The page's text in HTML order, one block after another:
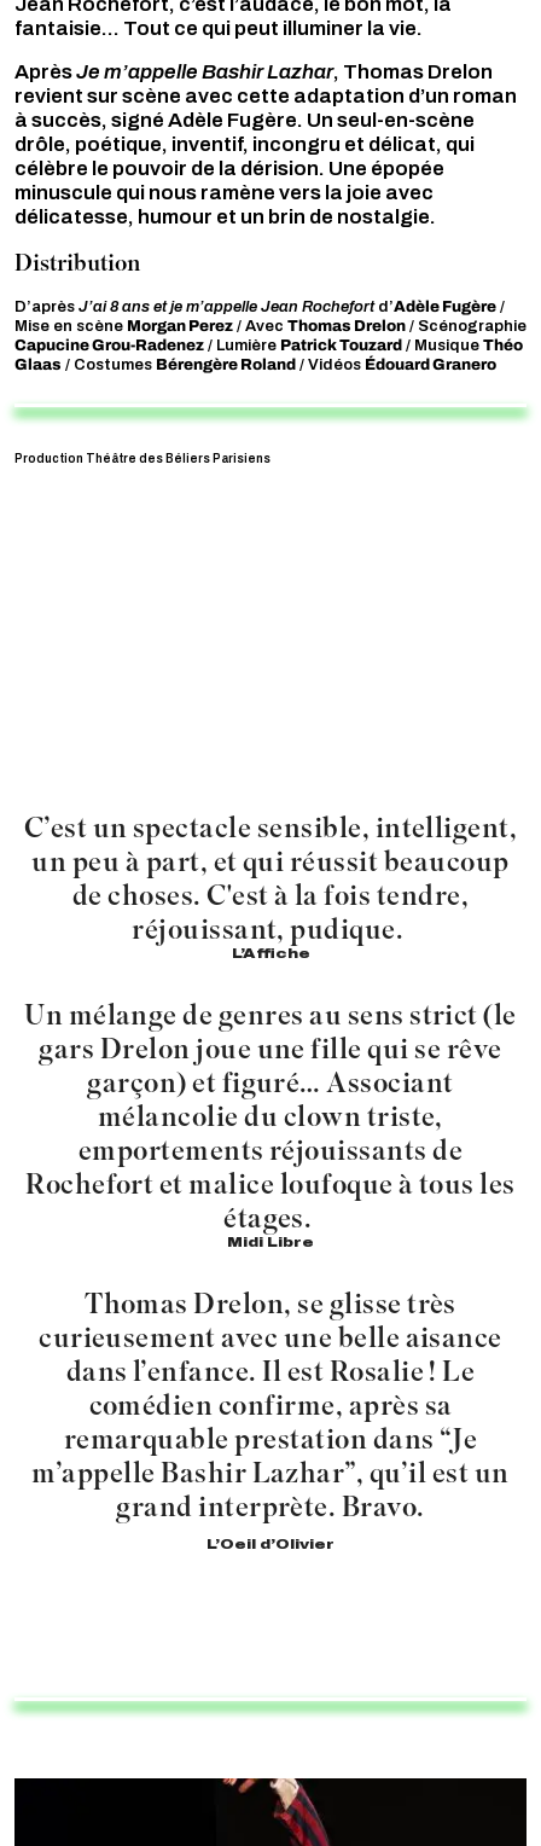
fantaisie... Tout ce qui peut illuminer la vie.
AprèsJe m’appelle Bashir Lazhar, Thomas Drelon
revient sur scène avec cette adaptation d’un roman
à succès, signé Adèle Fugère. Un seul-en-scène
drôle, poétique, inventif, incongru et délicat, qui
célèbre le pouvoir de la dérision. Une épopée
minuscule qui nous ramène vers la joie avec
délicatesse, humour et un brin de nostalgie.
Distribution
D’après J’ai 8 ans et je m’appelle Jean Rochefortd’Adèle Fugère /
Mise en scène Morgan Perez / Avec Thomas Drelon / Scénographie
Capucine Grou-Radenez / Lumière Patrick Touzard / Musique Théo
Glaas / Costumes Bérengère Roland / Vidéos Édouard Granero
Production Théâtre des Béliers Parisiens
C’est un spectacle sensible, intelligent,
un peu à part, et qui réussit beaucoup
de choses. C'est à la fois tendre,
réjouissant, pudique.
L’Affiche
Un mélange de genres au sens strict (le
gars Drelon joue une fille qui se rêve
garçon) et figuré… Associant
mélancolie du clown triste,
emportements réjouissants de
Rochefort et malice loufoque à tous les
étages.
Midi Libre
Thomas Drelon, se glisse très
curieusement avec une belle aisance
dans l’enfance. Il est Rosalie ! Le
comédien confirme, après sa
remarquable prestation dans “Je
m’appelle Bashir Lazhar”, qu’il est un
grand interprète. Bravo.
L’Oeil d’Olivier